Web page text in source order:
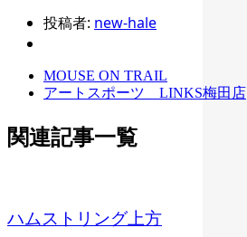
投稿者: new-hale
MOUSE ON TRAIL
アートスポーツ LINKS梅田店
関連記事一覧
ハムストリング上方